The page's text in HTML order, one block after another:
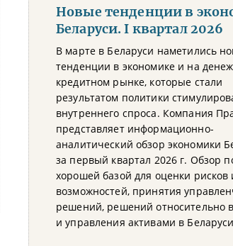
Новые тенденции в
Беларуси. I квартал 2026
В марте в Беларуси наметились
тенденции в экономике и на
кредитном рынке, которые стали
результатом политики
внутреннего спроса. Компания
представляет информационно-
аналитический обзор экономики
за первый квартал 2026 г. Обзор
хорошей базой для оценки рисков
возможностей, принятия
решений, решений относительно
и управления активами в